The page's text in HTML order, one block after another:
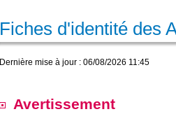
Fiches d'identité des
Dernière mise à jour : 06/08/2026 11:45
Avertissement